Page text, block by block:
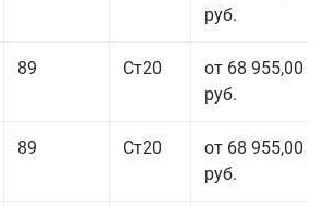
руб.
89 Ст20
от 68 955,00
руб.
89 Ст20
от 68 955,00
руб.